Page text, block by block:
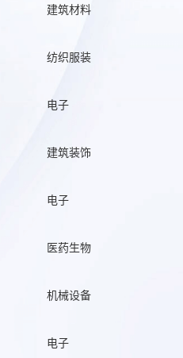
建筑材料
纺织服装
电子
建筑装饰
电子
医药生物
机械设备
电子